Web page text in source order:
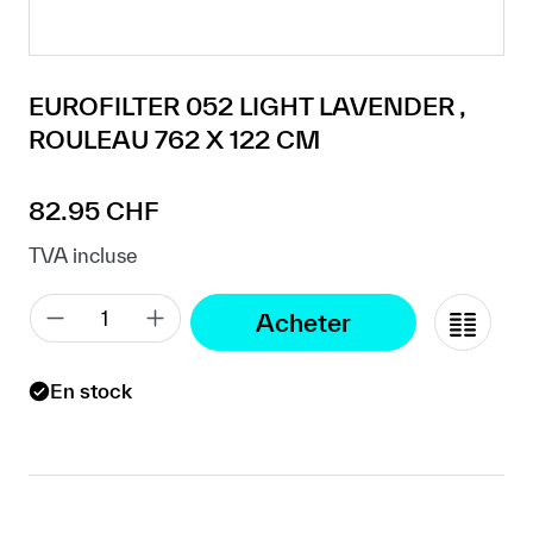
EUROFILTER 052 LIGHT LAVENDER ,
ROULEAU 762 X 122 CM
Prix régulier :
82.95 CHF
TVA incluse
Acheter
En stock